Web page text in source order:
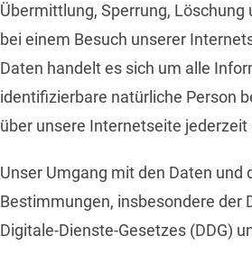
Übermittlung, Sperrung,
bei einem Besuch unserer
Daten handelt es sich um alle
identifizierbare natürliche Person
über unsere Internetseite
Unser Umgang mit den Daten
Bestimmungen, insbesondere der
Digitale-Dienste-Gesetzes (DDG)